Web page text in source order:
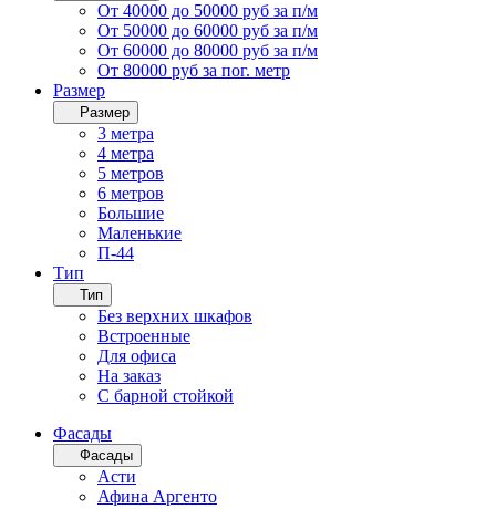
От 40000 до 50000 руб за п/м
От 50000 до 60000 руб за п/м
От 60000 до 80000 руб за п/м
От 80000 руб за пог. метр
Размер
Размер
3 метра
4 метра
5 метров
6 метров
Большие
Маленькие
П-44
Тип
Тип
Без верхних шкафов
Встроенные
Для офиса
На заказ
С барной стойкой
Фасады
Фасады
Асти
Афина Аргенто